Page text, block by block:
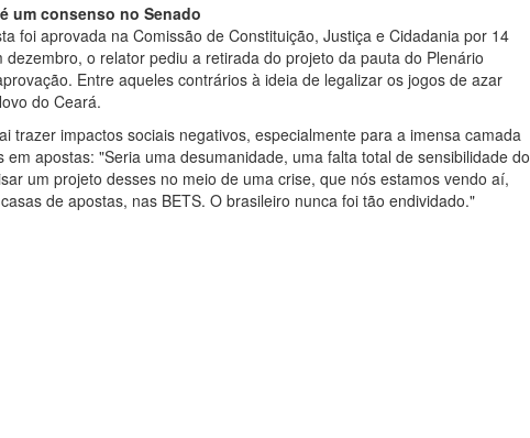
um consenso no Senado
foi aprovada na Comissão de Constituição, Justiça e Cidadania por 14
o relator pediu a retirada do projeto da pauta do Plenário
Entre aqueles contrários à ideia de legalizar os jogos de azar
do Ceará.
trazer impactos sociais negativos, especialmente para a imensa camada
apostas: "Seria uma desumanidade, uma falta total de sensibilidade do
um projeto desses no meio de uma crise, que nós estamos vendo aí,
de apostas, nas BETS. O brasileiro nunca foi tão endividado."